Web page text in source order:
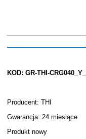
KOD: GR-THI-
Producent: THI
Gwarancja: 24 miesiące
Produkt nowy